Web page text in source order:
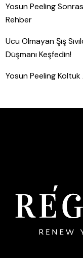
Yosun Peeling
Rehber
Ucu Olmayan Şiş
Düşmanı Keşfedin!
Yosun Peeling Koltuk